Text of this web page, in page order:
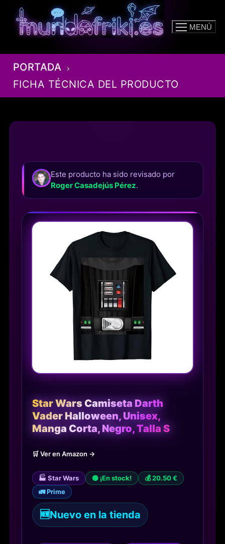
contenido
MENÚ
PORTADA
FICHA TÉCNICA DEL PRODUCTO
Este producto ha sido revisado por
Roger Casadejús Pérez.
Star Wars Camiseta Darth
Vader Halloween, Unisex,
Manga Corta, Negro, Talla S
🛒 Ver en Amazon →
🏭 Star Wars 🟢 ¡En stock!
💰 20.50 €
🚛 Prime
🆕Nuevo en la tienda